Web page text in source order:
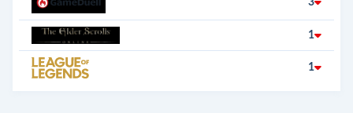
3
1
1